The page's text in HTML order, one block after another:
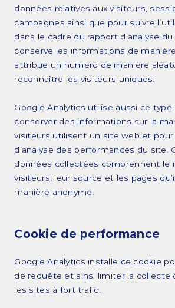
données relatives aux visiteurs,
campagnes ainsi que pour suivre
dans le cadre du rapport d’analyse
conserve les informations de
attribue un numéro de manière
reconnaître les visiteurs uniques.
Google Analytics utilise aussi ce
conserver des informations sur la
visiteurs utilisent un site web et
d’analyse des performances du site.
données collectées comprennent le
visiteurs, leur source et les pages
manière anonyme.
Cookie de performance
Google Analytics installe ce cookie
de requête et ainsi limiter la collecte
les sites à fort trafic.